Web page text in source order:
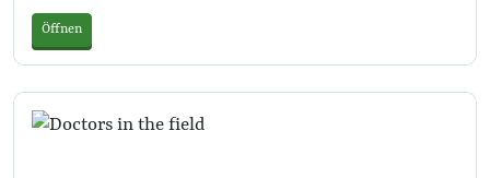
Öffnen